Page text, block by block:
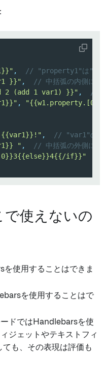
,
// "property1"は
}}" ,
// 中括弧の内側に空
2 (add 1 var1) }}" ,
//
,
{{var1}}!" ,
// "var1"の値
" ,
// 中括弧の外側に空
if}}"
使えないの
使用することはできま
を使用することはで
ドではHandlebarsを使
ジェットやテキストフィ
も、その表現は評価も